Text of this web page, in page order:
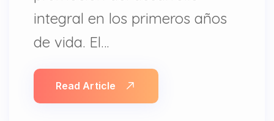
integral en los primeros años
de vida. El…
Read Article